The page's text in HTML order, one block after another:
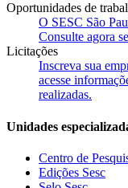
Oportunidades de
O SESC São
Consulte agora
Licitações
Inscreva sua
acesse
realizadas.
Unidades
Centro de
Edições Sesc